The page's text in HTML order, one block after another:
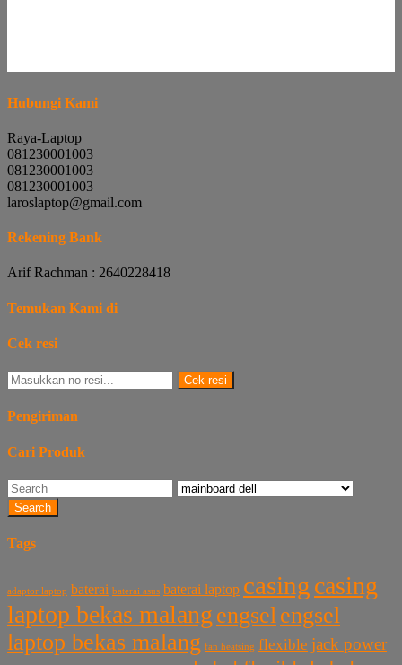
Hubungi Kami
Raya-Laptop
081230001003
081230001003
081230001003
laroslaptop@gmail.com
Rekening Bank
Arif Rachman : 2640228418
Temukan Kami di
Cek resi
Cek resi
Pengiriman
Cari Produk
Search
Tags
adaptor laptop baterai baterai asus baterai laptop casingcasing
laptop bekas malang engselengsel
laptop bekas malang fan heatsing flexible jack power